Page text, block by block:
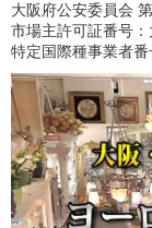
大阪府公安委員会
市場主許可証番号
特定国際種事業者